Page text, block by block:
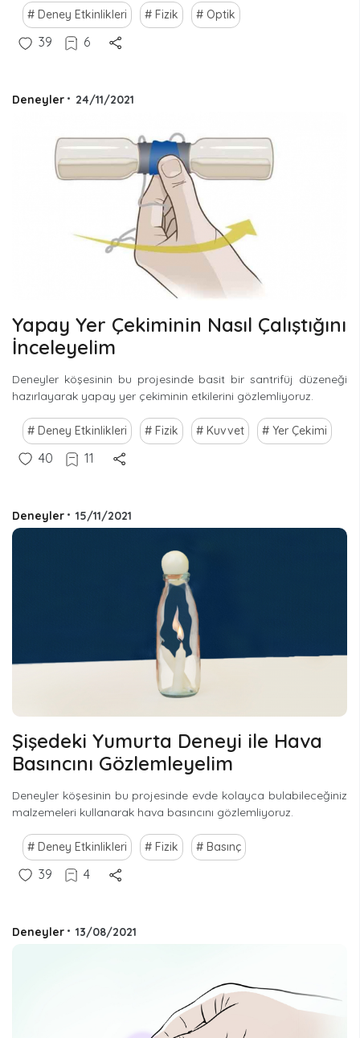
Deney Etkinlikleri Fizik Optik
39 6
Deneyler • 24/11/2021
Yapay Yer Çekiminin Nasıl Çalıştığını
İnceleyelim
Deneyler köşesinin bu projesinde basit bir santrifüj düzeneği
hazırlayarak yapay yer çekiminin etkilerini gözlemliyoruz.
Deney Etkinlikleri Fizik Kuvvet Yer Çekimi
40 11
Deneyler • 15/11/2021
Şişedeki Yumurta Deneyi ile Hava
Basıncını Gözlemleyelim
Deneyler köşesinin bu projesinde evde kolayca bulabileceğiniz
malzemeleri kullanarak hava basıncını gözlemliyoruz.
Deney Etkinlikleri Fizik Basınç
39 4
Deneyler • 13/08/2021